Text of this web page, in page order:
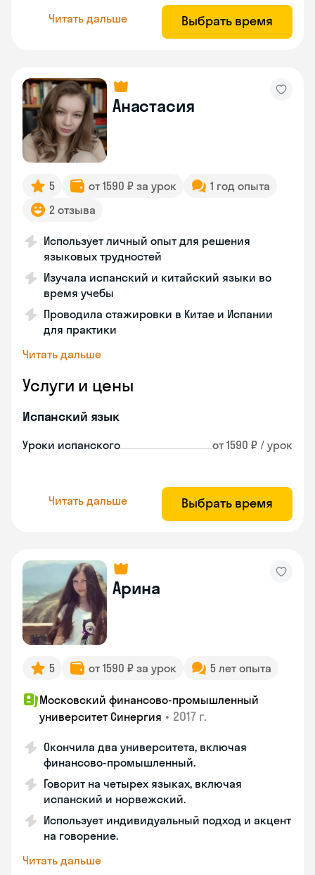
Читать дальше Выбрать время
Анастасия
5 от 1590 ₽ за урок
1 год опыта
2 отзыва
Использует личный опыт для решения
языковых трудностей
Изучала испанский и китайский языки во
время учебы
Проводила стажировки в Китае и Испании
для практики
Читать дальше
Услуги и цены
Испанский язык
Уроки испанского от 1590 ₽ / урок
Читать дальше Выбрать время
Арина
5 от 1590 ₽ за урок 5 лет опыта
Московский финансово-промышленный
университет Синергия • 2017 г.
Окончила два университета, включая
финансово-промышленный.
Говорит на четырех языках, включая
испанский и норвежский.
Использует индивидуальный подход и акцент
на говорение.
Читать дальше